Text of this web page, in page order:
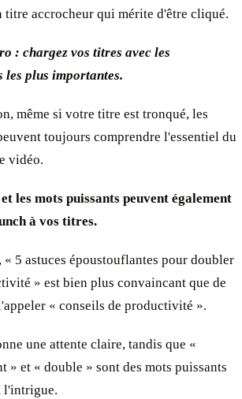
titre accrocheur qui mérite d'être cliqué.
: chargez vos titres avec les
plus importantes.
même si votre titre est tronqué, les
toujours comprendre l'essentiel du
vidéo.
les mots puissants peuvent également
à vos titres.
« 5 astuces époustouflantes pour doubler
» est bien plus convaincant que de
« conseils de productivité ».
une attente claire, tandis que «
» et « double » sont des mots puissants
l'intrigue.